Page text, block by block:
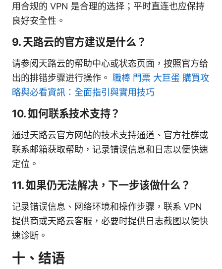
用合规的 VPN 是合理的选择；平时直连也应保持
良好安全性。
9. 天路云的官方建议是什么？
请参阅天路云的帮助中心或状态页面，按照官方给
出的排错步骤进行操作。 職棒 門票 大巨蛋 購買攻
略與必看資訊：全面指引與實用技巧
10. 如何联系技术支持？
通过天路云官方网站的技术支持通道、官方社群或
联系邮箱获取帮助，记录错误信息和日志以便快速
定位。
11. 如果仍无法解决，下一步该做什么？
记录错误信息、网络环境和操作步骤，联系 VPN
提供商或天路云客服，必要时提供日志截图以便快
速诊断。
十、结语